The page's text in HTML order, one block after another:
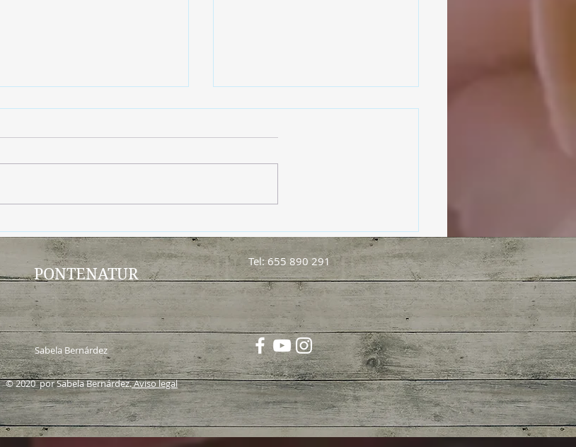
pesticidas
bienestar
PONTENATUR
Sabela Bernárdez
Tel: 655 890 291
© 2020 por Sabela Bernárdez.Aviso legal